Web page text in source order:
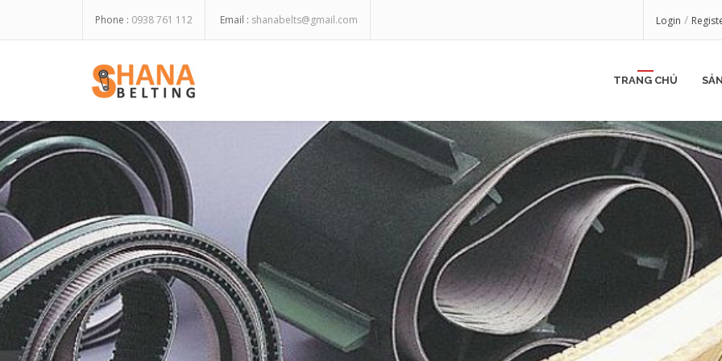
Phone : 0938 761 112 Email : shanabelts@gmail.com Login /
TRANG CHỦ